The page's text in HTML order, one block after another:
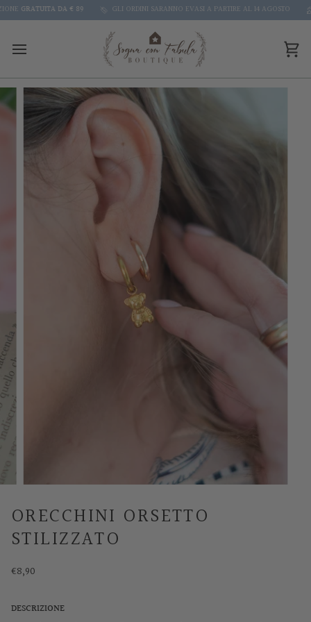
Skip
to
GRATUITA DA € 89 GLI ORDINI SARANNO EVASI A PARTIRE AL 14 AGOSTO
ORECCHINI ORSETTO
STILIZZATO
€8,90
DESCRIZIONE